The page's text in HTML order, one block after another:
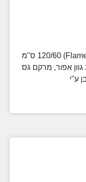
סוג האבן: גרניט פליימד (Flamed Granite) 120/60 ס"מ
אפור, מרקם גס
ע"י